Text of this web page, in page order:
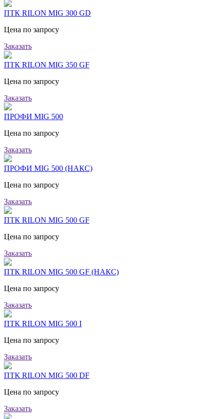
ПТК RILON MIG 300 GD
Цена по запросу
Заказать
ПТК RILON MIG 350 GF
Цена по запросу
Заказать
ПРОФИ MIG 500
Цена по запросу
Заказать
ПРОФИ MIG 500 (НАКС)
Цена по запросу
Заказать
ПТК RILON MIG 500 GF
Цена по запросу
Заказать
ПТК RILON MIG 500 GF (НАКС)
Цена по запросу
Заказать
ПТК RILON MIG 500 I
Цена по запросу
Заказать
ПТК RILON MIG 500 DF
Цена по запросу
Заказать